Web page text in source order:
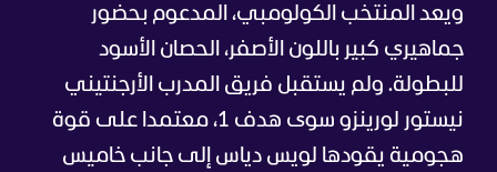
ويعد المنتخب الكولومبي، المدعوم بحضور
جماهيري كبير باللون الأصفر، الحصان الأسود
للبطولة. ولم يستقبل فريق المدرب الأرجنتيني
نيستور لورينزو سوى هدف 1، معتمدا على قوة
هجومية يقودها لويس دياس إلى جانب خاميس